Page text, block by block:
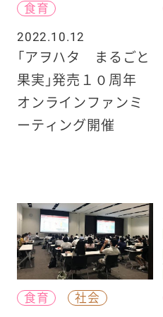
食育
2022.10.12
「アヲハタ まるごと
果実」発売１０周年
オンラインファンミ
ーティング開催
食育 社会